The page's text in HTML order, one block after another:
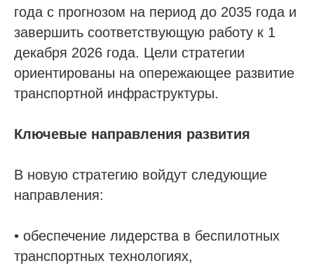
года с прогнозом на период до 2035 года и
завершить соответствующую работу к 1
декабря 2026 года. Цели стратегии
ориентированы на опережающее развитие
транспортной инфраструктуры.
Ключевые направления развития
В новую стратегию войдут следующие
направления:
• обеспечение лидерства в беспилотных
транспортных технологиях,